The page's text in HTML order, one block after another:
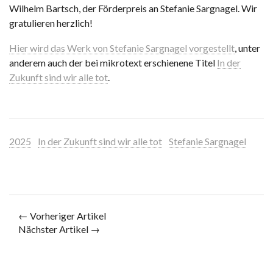
Wilhelm Bartsch, der Förderpreis an Stefanie Sargnagel. Wir
gratulieren herzlich!
Hier wird das Werk von Stefanie Sargnagel vorgestellt, unter
anderem auch der bei mikrotext erschienene Titel In der
Zukunft sind wir alle tot.
2025 In der Zukunft sind wir alle tot Stefanie Sargnagel
← Vorheriger Artikel
Nächster Artikel →